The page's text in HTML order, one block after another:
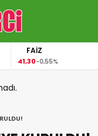
FAİZ
41,30-0,55%